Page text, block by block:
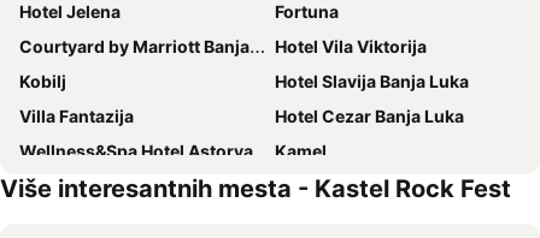
Hotel Jelena
Fortuna
Courtyard by Marriott Banja Luka
Hotel Vila Viktorija
Kobilj
Hotel Slavija Banja Luka
Villa Fantazija
Hotel Cezar Banja Luka
Wellness&Spa Hotel Astorya
Kamel
Hotel Banja Luka
Hotel San Terme Laktaši
Više interesantnih mesta - Kastel Rock Fest